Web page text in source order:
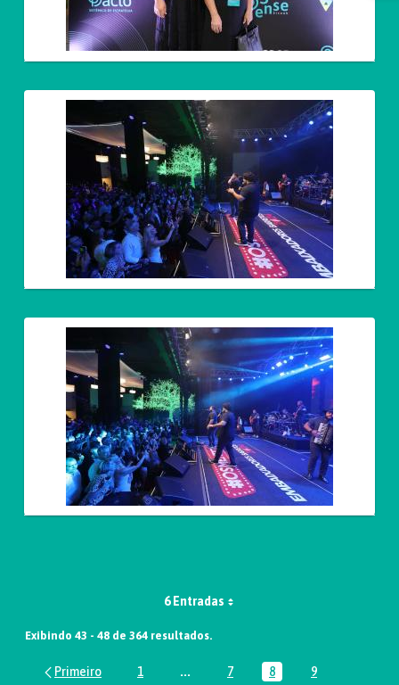
6 Entradas
Exibindo 43 - 48 de 364 resultados.
Página
1 ...Páginas intermediárias Usar ABA
Página
7 Página
8 Página
9